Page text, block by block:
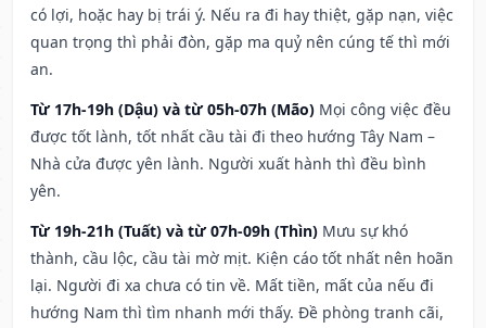
có lợi, hoặc hay bị trái ý. Nếu ra đi hay thiệt, gặp nạn, việc
quan trọng thì phải đòn, gặp ma quỷ nên cúng tế thì mới
an.
Từ 17h-19h (Dậu) và từ 05h-07h (Mão) Mọi công việc đều
được tốt lành, tốt nhất cầu tài đi theo hướng Tây Nam –
Nhà cửa được yên lành. Người xuất hành thì đều bình
yên.
Từ 19h-21h (Tuất) và từ 07h-09h (Thìn) Mưu sự khó
thành, cầu lộc, cầu tài mờ mịt. Kiện cáo tốt nhất nên hoãn
lại. Người đi xa chưa có tin về. Mất tiền, mất của nếu đi
hướng Nam thì tìm nhanh mới thấy. Đề phòng tranh cãi,